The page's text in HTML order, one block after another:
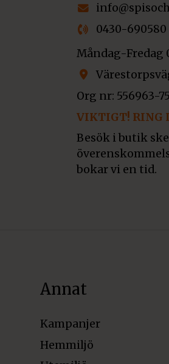
0430-690580
Måndag-Fredag
Org nr: 556963-
VIKTIGT! RING
Besök i butik
bokar vi en tid.
Annat
Kampanjer
Hemmiljö